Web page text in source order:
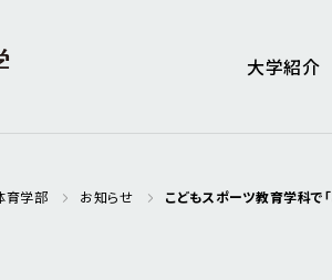
大学紹介
育学部 お知らせ こどもスポーツ教育学科で